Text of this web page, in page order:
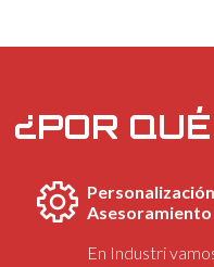
¿POR
Asesoramiento
En Industri